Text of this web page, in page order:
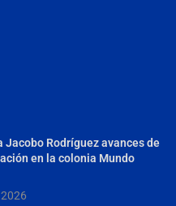
Jacobo Rodríguez avances de
en la colonia Mundo